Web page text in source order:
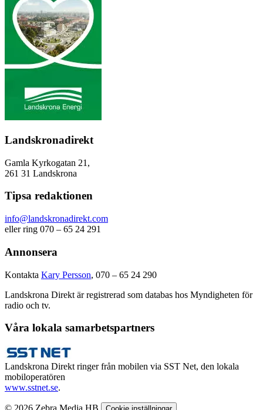
Landskronadirekt
Gamla Kyrkogatan 21,
261 31 Landskrona
Tipsa redaktionen
info@landskronadirekt.com
eller ring 070 – 65 24 291
Annonsera
Kontakta Kary Persson, 070 – 65 24 290
Landskrona Direkt är registrerad som databas hos Myndigheten för
radio och tv.
Våra lokala samarbetspartners
Landskrona Direkt ringer från mobilen via SST Net, den lokala
mobiloperatören
www.sstnet.se.
© 2026 Zebra Media HB